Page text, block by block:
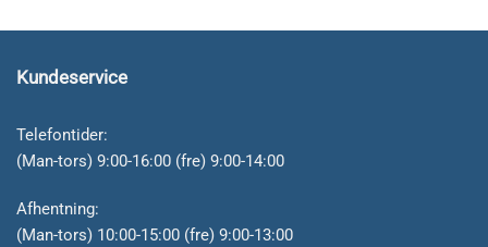
Kundeservice
Telefontider:
(Man-tors) 9:00-16:00 (fre) 9:00-14:00
Afhentning:
(Man-tors) 10:00-15:00 (fre) 9:00-13:00